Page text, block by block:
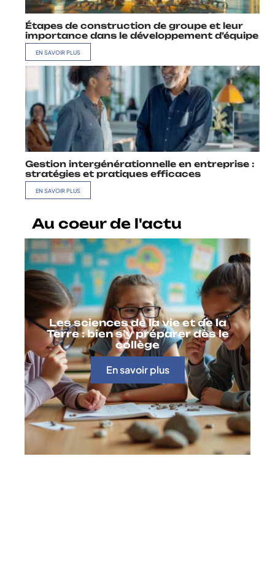
Étapes de construction de groupe et leur
importance dans le développement d’équipe
EN SAVOIR PLUS
Gestion intergénérationnelle en entreprise :
stratégies et pratiques efficaces
EN SAVOIR PLUS
Au coeur de l'actu
Les sciences de la vie et de la
Terre : bien s’y préparer dès le
collège
En savoir plus